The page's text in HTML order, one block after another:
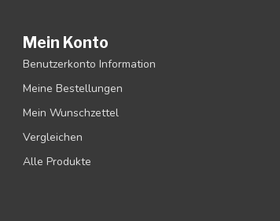
Mein Konto
Benutzerkonto Information
Meine Bestellungen
Mein Wunschzettel
Vergleichen
Alle Produkte